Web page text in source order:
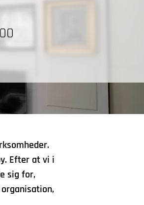
Efter at vi i
sig for,